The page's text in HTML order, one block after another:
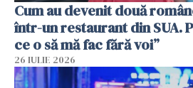
Cum au devenit două
într-un restaurant din SUA.
ce o să mă fac fără voi”
26 IULIE 2026